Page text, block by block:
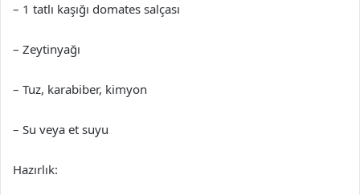
– 1 tatlı kaşığı domates salçası
– Zeytinyağı
– Tuz, karabiber, kimyon
– Su veya et suyu
Hazırlık: